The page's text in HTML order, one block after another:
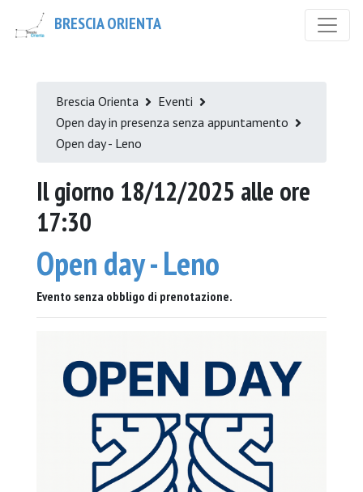
BRESCIA ORIENTA
Brescia Orienta
Eventi
Open day in presenza senza appuntamento
Open day - Leno
Il giorno 18/12/2025 alle ore
17:30
Open day - Leno
Evento senza obbligo di prenotazione.